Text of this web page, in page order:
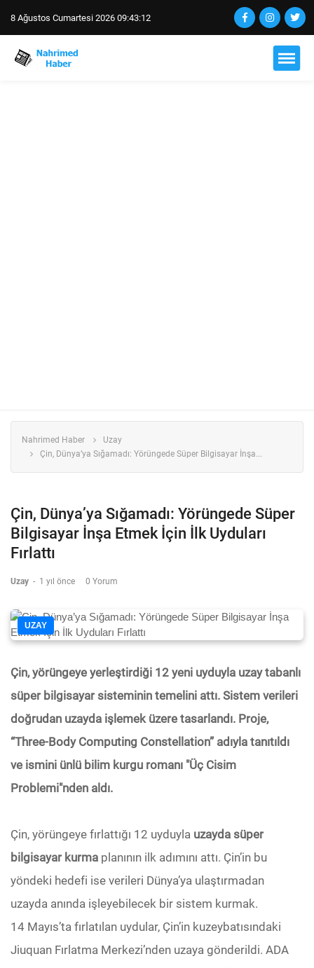
8 Ağustos Cumartesi 2026 09:43:13
Nahrimed Haber
Uzay
Çin, Dünya’ya Sığamadı: Yörüngede Süper Bilgisayar İnşa...
Çin, Dünya’ya Sığamadı: Yörüngede Süper
Bilgisayar İnşa Etmek İçin İlk Uyduları
Fırlattı
Uzay - 1 yıl önce 0 Yorum
UZAY
Çin, yörüngeye yerleştirdiği 12 yeni uyduyla uzay tabanlı
süper bilgisayar sisteminin temelini attı. Sistem verileri
doğrudan uzayda işlemek üzere tasarlandı. Proje,
“Three-Body Computing Constellation” adıyla tanıtıldı
ve ismini ünlü bilim kurgu romanı "Üç Cisim
Problemi"nden aldı.
Çin, yörüngeye fırlattığı 12 uyduyla uzayda süper
bilgisayar kurma planının ilk adımını attı. Çin’in bu
yöndeki hedefi ise verileri Dünya’ya ulaştırmadan
uzayda anında işleyebilecek bir sistem kurmak.
14 Mayıs’ta fırlatılan uydular, Çin’in kuzeybatısındaki
Jiuquan Fırlatma Merkezi’nden uzaya gönderildi. ADA